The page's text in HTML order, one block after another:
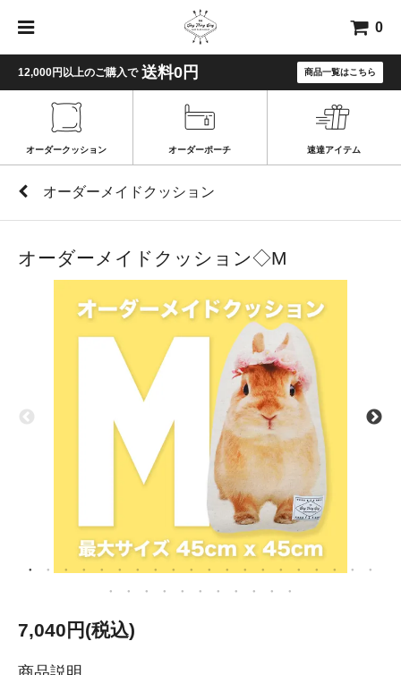
0
12,000円以上のご購入で 送料0円 商品一覧はこちら
オーダークッション オーダーポーチ 速達アイテム
オーダーメイドクッション
オーダーメイドクッション◇M
7,040円(税込)